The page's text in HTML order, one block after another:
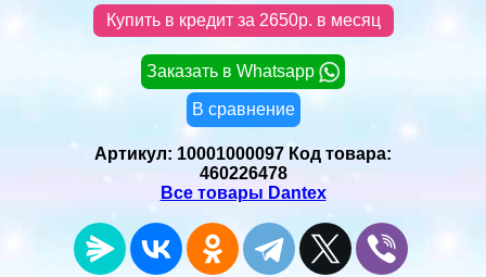
Купить в кредит за 2650р. в месяц
Заказать в Whatsapp
В сравнение
Артикул: 10001000097 Код товара:
460226478
Все товары Dantex